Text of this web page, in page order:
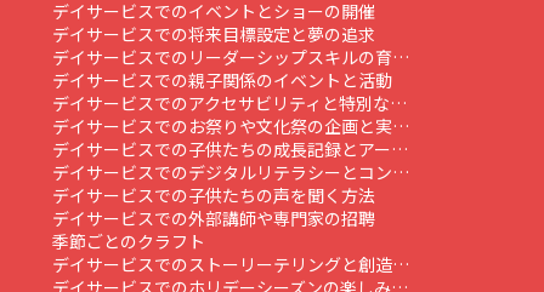
デイサービスでのイベントとショーの開催
デイサービスでの将来目標設定と夢の追求
デイサービスでのリーダーシップスキルの育…
デイサービスでの親子関係のイベントと活動
デイサービスでのアクセサビリティと特別な…
デイサービスでのお祭りや文化祭の企画と実…
デイサービスでの子供たちの成長記録とアー…
デイサービスでのデジタルリテラシーとコン…
デイサービスでの子供たちの声を聞く方法
デイサービスでの外部講師や専門家の招聘
季節ごとのクラフト
デイサービスでのストーリーテリングと創造…